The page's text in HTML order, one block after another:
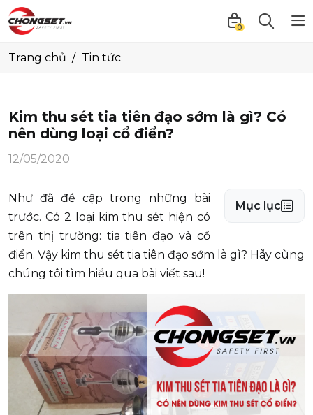
0
Trang chủ Tin tức
Kim thu sét tia tiên đạo sớm là gì? Có
nên dùng loại cổ điển?
12/05/2020
Mục lục
Như đã đề cập trong những bài
trước. Có 2 loại kim thu sét hiện có
trên thị trường: tia tiên đạo và cổ
điển. Vậy kim thu sét tia tiên đạo sớm là gì? Hãy cùng
chúng tôi tìm hiểu qua bài viết sau!